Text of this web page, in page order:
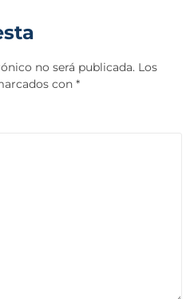
no será publicada. Los
con *